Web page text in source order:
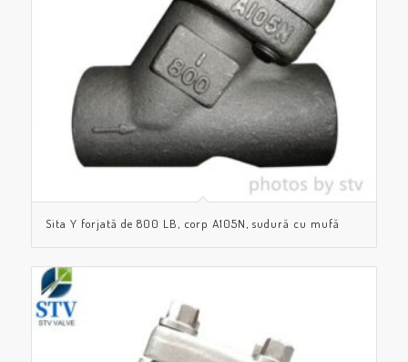
Sita Y forjată de 800 LB, corp A105N, sudură cu mufă